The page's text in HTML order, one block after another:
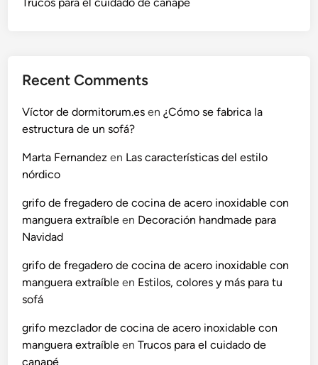
Recent Comments
Víctor de dormitorum.es en¿Cómo se fabrica la
estructura de un sofá?
Marta Fernandez en Las características del estilo
nórdico
grifo de fregadero de cocina de acero inoxidable con
manguera extraíble en Decoración handmade para
Navidad
grifo de fregadero de cocina de acero inoxidable con
manguera extraíble en Estilos, colores y más para tu
sofá
grifo mezclador de cocina de acero inoxidable con
manguera extraíble enTrucos para el cuidado de
canapé